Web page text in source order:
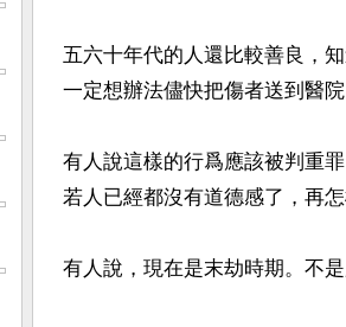
五六十年代的人還比較善良，
一定想辦法儘快把傷者送到醫
有人說這樣的行爲應該被判重
若人已經都沒有道德感了，再
有人說，現在是末劫時期。不